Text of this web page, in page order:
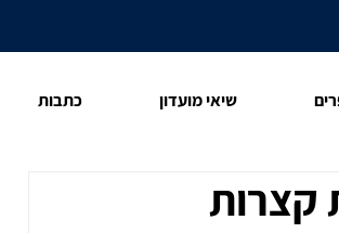
שיאי מועדון כתבות
קצרות